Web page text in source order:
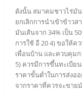
ดังนั้น สมาคมชาวไร่มั
ยกเลิกการนำเข้าข้าว
มันเส้นจาก 34% เป็น
การใช้ อี 20 4) ขอให้
เพื่อนบ้าน และควบคุม
5) ควรมีการขึ้นทะเบีย
ราคาขั้นต่ำในการส่งอ
จากราคาที่ควรจะขาย